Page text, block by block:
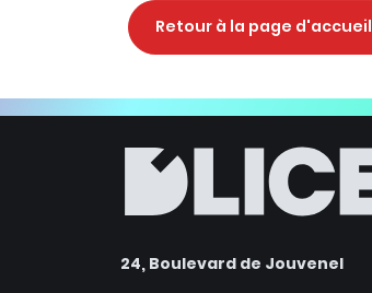
Retour à la page d'accueil
24, Boulevard de Jouvenel